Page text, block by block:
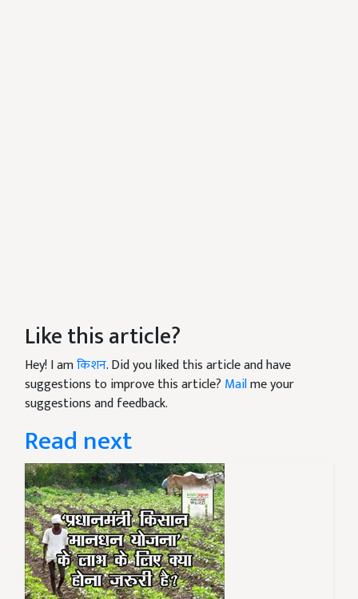
Like this article?
Hey! I amकिशन. Did you liked this article and have
suggestions to improve this article? Mailme your
suggestions and feedback.
Read next